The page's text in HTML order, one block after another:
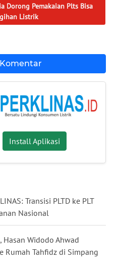
Dorong Pemakaian Plts Bisa
Listrik
Install Aplikasi
Transisi PLTD ke PLT
Nasional
Hasan Widodo Ahwad
Rumah Tahfidz di Simpang